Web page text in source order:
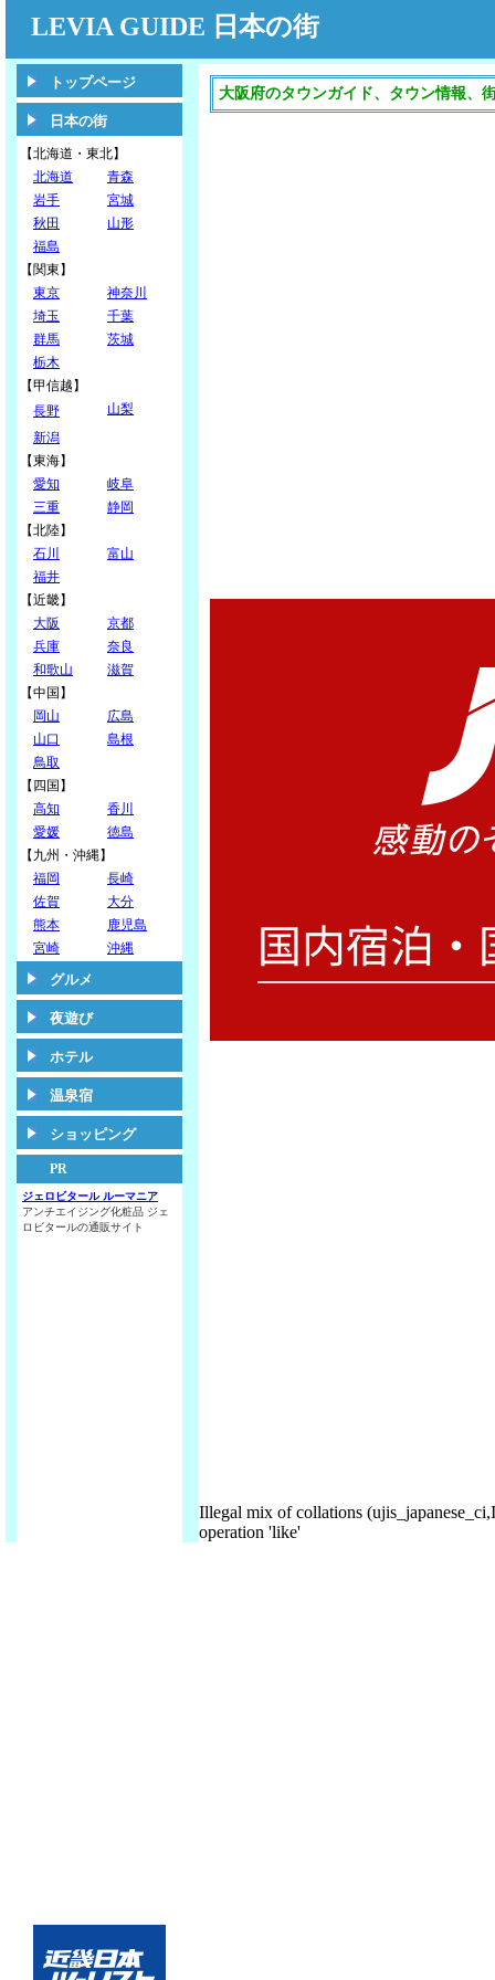
LEVIA GUIDE 日本の街
トップページ
日本の街
【北海道・東北】
北海道
青森
岩手
宮城
秋田
山形
福島
【関東】
東京
神奈川
埼玉
千葉
群馬
茨城
栃木
【甲信越】
長野
山梨
新潟
【東海】
愛知
岐阜
三重
静岡
【北陸】
石川
富山
福井
【近畿】
大阪
京都
兵庫
奈良
和歌山
滋賀
【中国】
岡山
広島
山口
島根
鳥取
【四国】
高知
香川
愛媛
徳島
【九州・沖縄】
福岡
長崎
佐賀
大分
熊本
鹿児島
宮崎
沖縄
グルメ
夜遊び
ホテル
温泉宿
ショッピング
PR
ジェロビタール ルーマニア
アンチエイジング化粧品 ジェ
ロビタールの通販サイト
大阪府のタウンガイド、タウン情報、
Illegal mix of collations
operation 'like'